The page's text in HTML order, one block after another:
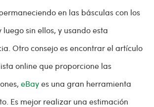
en las básculas con los
luego sin ellos, y usando esta
Otro consejo es encontrar el artículo
online que proporcione las
eBayes una gran herramienta
Es mejor realizar una estimación